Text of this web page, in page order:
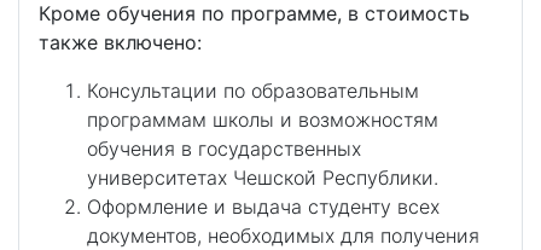
Кроме обучения по программе, в стоимость
также включено:
Консультации по образовательным
программам школы и возможностям
обучения в государственных
университетах Чешской Республики.
Оформление и выдача студенту всех
документов, необходимых для получения